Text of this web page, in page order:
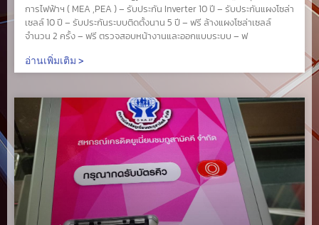
การไฟฟ้าฯ ( MEA ,PEA ) – รับประกัน Inverter 10 ปี – รับประกันแผงโซล่า
เซลล์ 10 ปี – รับประกันระบบติดตั้งนาน 5 ปี – ฟรี ล้างแผงโซล่าเซลล์
จำนวน 2 ครั้ง – ฟรี ตรวจสอบหน้างานและออกแบบระบบ – ฟ
อ่านเพิ่มเติม >